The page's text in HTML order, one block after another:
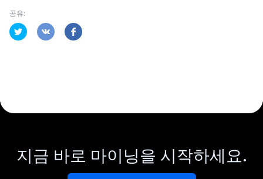
공유:
지금 바로 마이닝을 시작하세요.